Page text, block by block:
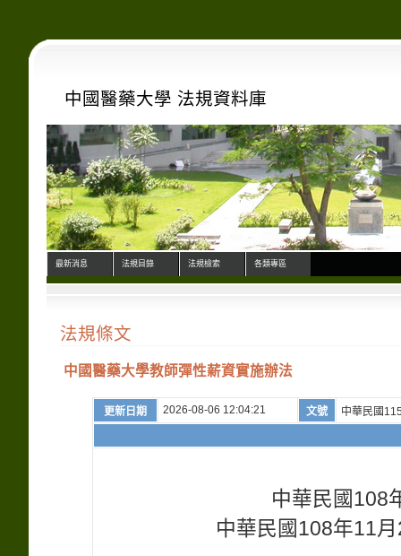
中國醫藥大學 法規資料庫
最新消息 法規目錄 法規檢索 各類專區
法規條文
中國醫藥大學教師彈性薪資實施辦法
更新日期 2026-08-06 12:04:21 文號 中華民國
中華民國108
中華民國108年11